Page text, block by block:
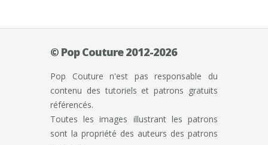
© Pop Couture 2012-2026
Pop Couture n'est pas responsable du
contenu des tutoriels et patrons gratuits
référencés.
Toutes les images illustrant les patrons
sont la propriété des auteurs des patrons